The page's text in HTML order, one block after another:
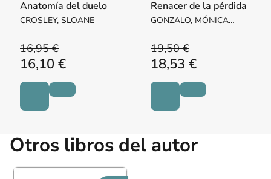
Anatomía del duelo
CROSLEY, SLOANE
16,95 €
16,10 €
Renacer de la pérdida
GONZALO, MÓNICA
19,50 €
18,53 €
Otros libros del autor